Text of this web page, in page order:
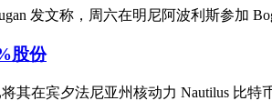
发文称，周六在明尼阿波利斯参加
股份
其在宾夕法尼亚州核动力 Nautilus 比